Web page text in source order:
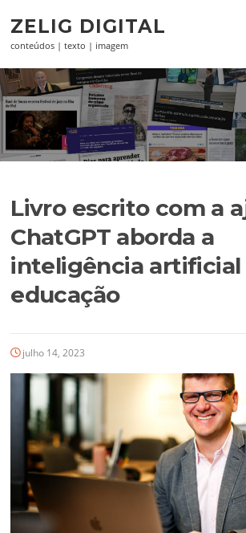
paraZELIG DIGITAL
conteúdos | texto | imagem
Livro escrito com a
ChatGPT aborda a
inteligência artificial
educação
julho 14, 2023